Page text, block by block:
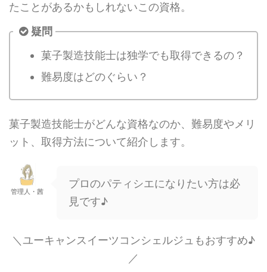
たことがあるかもしれないこの資格。
疑問
菓子製造技能士は独学でも取得できるの？
難易度はどのぐらい？
菓子製造技能士がどんな資格なのか、難易度やメリ
ット、取得方法について紹介します。
管理人・茜
プロのパティシエになりたい方は必
見です♪
＼ユーキャンスイーツコンシェルジュもおすすめ♪
／